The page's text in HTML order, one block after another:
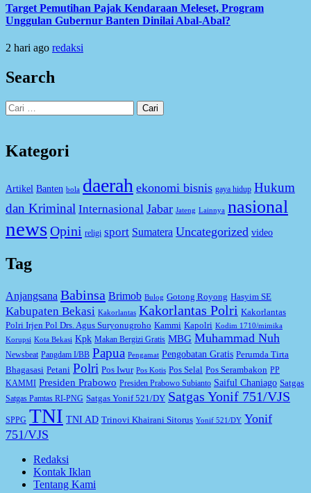
Target Pemutihan Pajak Kendaraan Meleset, Program
Unggulan Gubernur Banten Dinilai Abal-Abal?
2 hari ago redaksi
Search
Cari
untuk:
Kategori
Artikel Banten bola daerah ekonomi bisnis gaya hidup Hukum
dan Kriminal Internasional Jabar Jateng Lainnya nasional
newsOpini religi sport Sumatera Uncategorized video
Tag
Anjangsana Babinsa Brimob Bulog Gotong Royong Hasyim SE
Kabupaten Bekasi Kakorlantas Kakorlantas Polri Kakorlantas
Polri Irjen Pol Drs. Agus Suryonugroho Kammi Kapolri Kodim 1710/mimika
Korupsi Kota Bekasi Kpk Makan Bergizi Gratis MBG Muhammad Nuh
Newsbeat Pangdam I/BB Papua Pengamat Pengobatan Gratis Perumda Tirta
Bhagasasi Petani Polri Pos Iwur Pos Kotis Pos Selal Pos Serambakon PP
KAMMI Presiden Prabowo Presiden Prabowo Subianto Saiful Chaniago Satgas
Satgas Pamtas RI-PNG Satgas Yonif 521/DY Satgas Yonif 751/VJS
SPPG TNI TNI AD Trinovi Khairani Sitorus Yonif 521/DY Yonif
751/VJS
Redaksi
Kontak Iklan
Tentang Kami